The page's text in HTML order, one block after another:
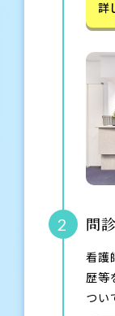
詳
2 問診
看護
歴等
つい